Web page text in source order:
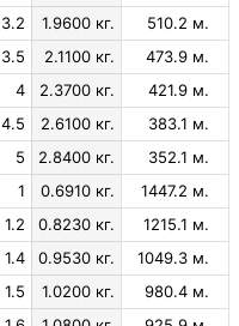
3.2 1.9600 кг.
510.2 м.
3.5 2.1100 кг.
473.9 м.
4 2.3700 кг.
421.9 м.
4.5 2.6100 кг.
383.1 м.
5 2.8400 кг.
352.1 м.
1 0.6910 кг.
1447.2 м.
1.2 0.8230 кг.
1215.1 м.
1.4 0.9530 кг.
1049.3 м.
1.5 1.0200 кг.
980.4 м.